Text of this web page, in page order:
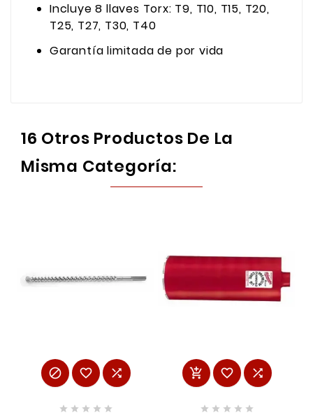
Incluye 8 llaves Torx: T9, T10, T15, T20,
T25, T27, T30, T40
Garantía limitada de por vida
16 Otros Productos De La
Misma Categoría:
  
    
  
    